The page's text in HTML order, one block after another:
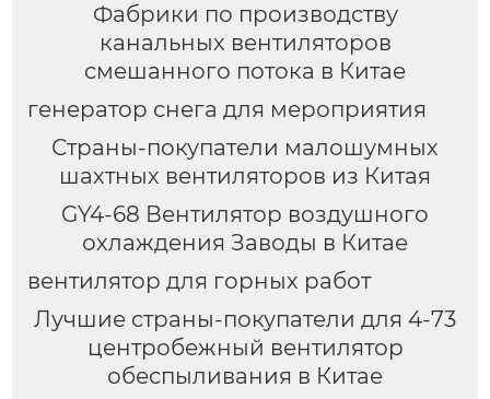
Фабрики по производству
канальных вентиляторов
смешанного потока в Китае
генератор снега для мероприятия
Страны-покупатели малошумных
шахтных вентиляторов из Китая
GY4-68 Вентилятор воздушного
охлаждения Заводы в Китае
вентилятор для горных работ
Лучшие страны-покупатели для 4-73
центробежный вентилятор
обеспыливания в Китае